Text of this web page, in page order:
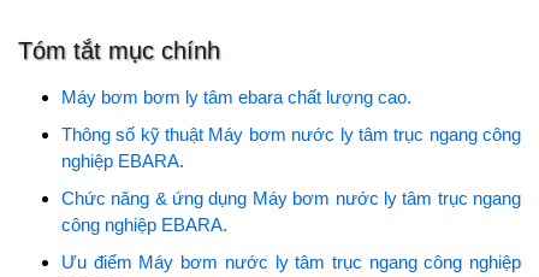
Tóm tắt mục chính
Máy bơm bơm ly tâm ebara chất lượng cao.
Thông số kỹ thuật Máy bơm nước ly tâm trục ngang công
nghiệp EBARA.
Chức năng & ứng dụng Máy bơm nước ly tâm trục ngang
công nghiệp EBARA.
Ưu điểm Máy bơm nước ly tâm trục ngang công nghiệp